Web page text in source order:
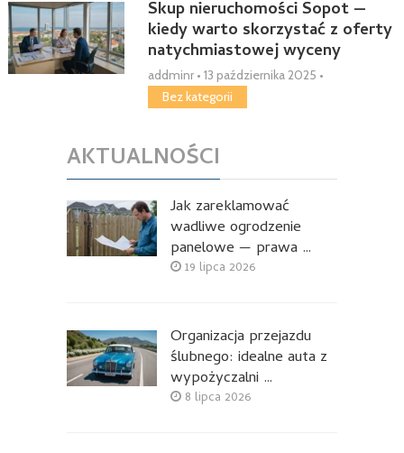
Skup nieruchomości Sopot —
kiedy warto skorzystać z oferty
natychmiastowej wyceny
addminr • 13 października 2025 •
Bez kategorii
AKTUALNOŚCI
Jak zareklamować
wadliwe ogrodzenie
panelowe — prawa …
19 lipca 2026
Organizacja przejazdu
ślubnego: idealne auta z
wypożyczalni …
8 lipca 2026